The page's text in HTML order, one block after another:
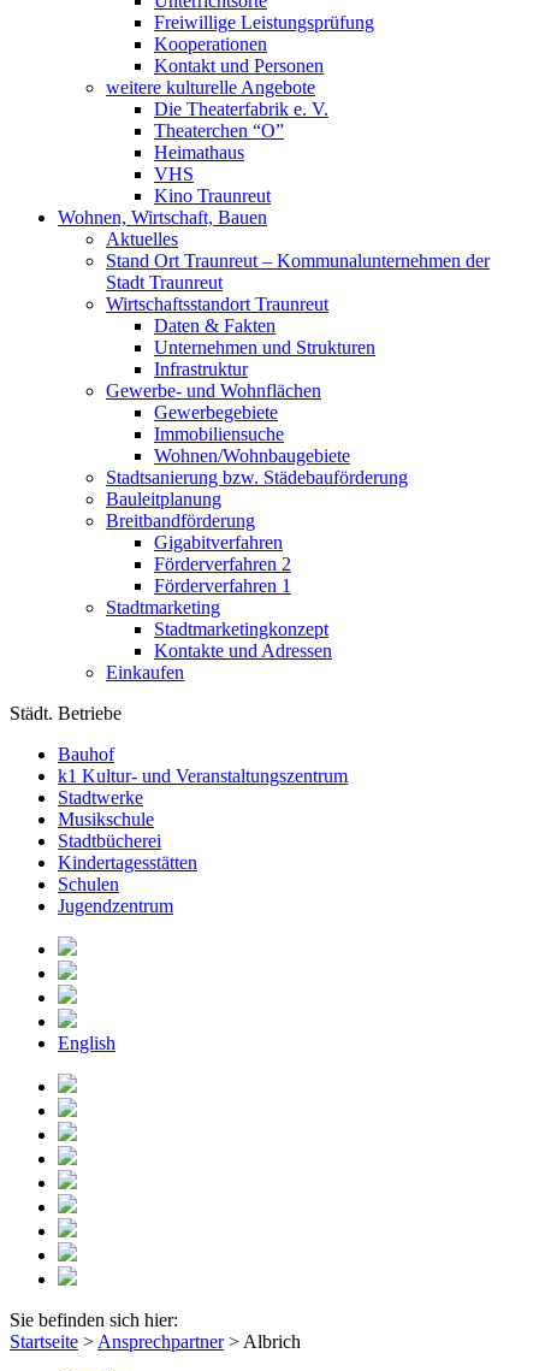
Freiwillige Leistungsprüfung
Kooperationen
Kontakt und Personen
weitere kulturelle Angebote
Die Theaterfabrik e. V.
Theaterchen “O”
Heimathaus
VHS
Kino Traunreut
Wohnen, Wirtschaft, Bauen
Aktuelles
Stand Ort Traunreut – Kommunalunternehmen der
Stadt Traunreut
Wirtschaftsstandort Traunreut
Daten & Fakten
Unternehmen und Strukturen
Infrastruktur
Gewerbe- und Wohnflächen
Gewerbegebiete
Immobiliensuche
Wohnen/Wohnbaugebiete
Stadtsanierung bzw. Städebauförderung
Bauleitplanung
Breitbandförderung
Gigabitverfahren
Förderverfahren 2
Förderverfahren 1
Stadtmarketing
Stadtmarketingkonzept
Kontakte und Adressen
Einkaufen
Städt. Betriebe
Bauhof
k1 Kultur- und Veranstaltungszentrum
Stadtwerke
Musikschule
Stadtbücherei
Kindertagesstätten
Schulen
Jugendzentrum
English
Sie befinden sich hier:
Startseite > Ansprechpartner> Albrich